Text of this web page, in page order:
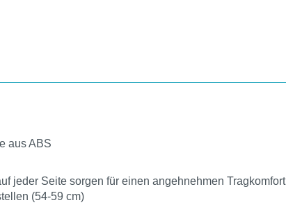
aus ABS
jeder Seite sorgen für einen angehnehmen Tragkomfort
(54-59 cm)